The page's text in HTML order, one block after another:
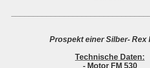
Prospekt einer Silber- Rex
Technische Daten:
- Motor FM 530